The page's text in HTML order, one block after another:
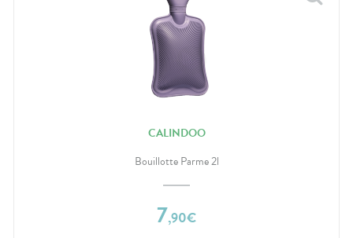
CALINDOO
Bouillotte Parme 2l
7,90€